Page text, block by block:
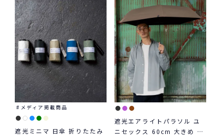
メディア掲載商品
遮光ミニマ 日傘 折りたたみ
遮光エアライトパラソル ユ
ニセックス 60cm 大きめ 日